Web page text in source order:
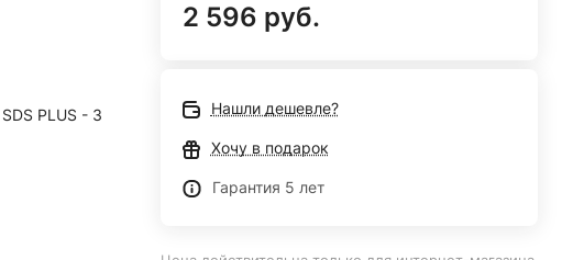
PLUS - 3
2 596 руб.
Нашли дешевле?
Хочу в подарок
Гарантия 5 лет